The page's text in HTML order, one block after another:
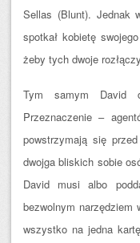
Sellas (Blunt). Jednak
spotkał kobietę
żeby tych dwoje
Tym samym David
Przeznaczenie –
powstrzymają się
dwojga bliskich sobie
David musi albo
bezwolnym
wszystko na jedna